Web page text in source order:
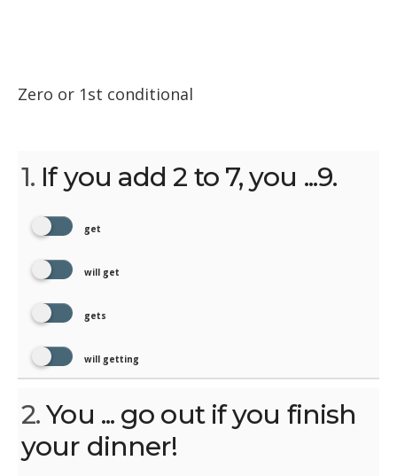
Zero or 1st conditional
1. If you add 2 to 7, you ...9.
get
will get
gets
will getting
2.You ... go out if you finish
your dinner!